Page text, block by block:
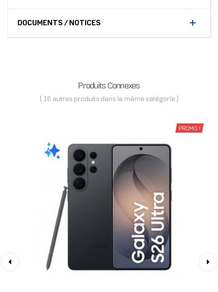
DOCUMENTS / NOTICES
Produits Connexes
( 16 autres produits dans la même catégorie )
PROMO !